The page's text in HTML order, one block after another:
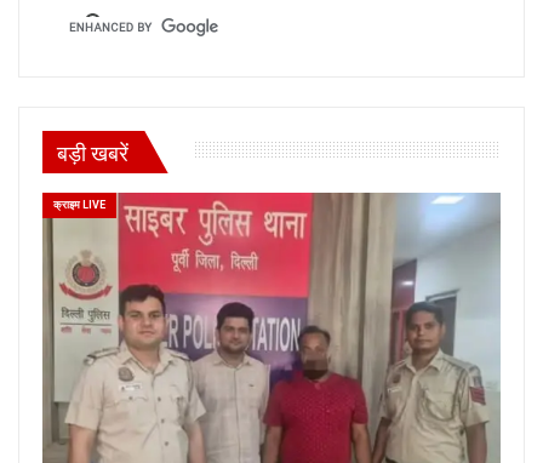
बड़ी खबरें
क्राइम LIVE